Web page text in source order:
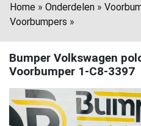
Home » Onderdelen »
Voorbumpers »
Bumper Volkswagen
Voorbumper 1-C8-3397